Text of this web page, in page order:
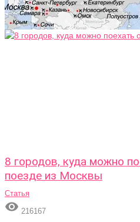
8 городов, куда можно
поезде из Москвы
Статья
 216167